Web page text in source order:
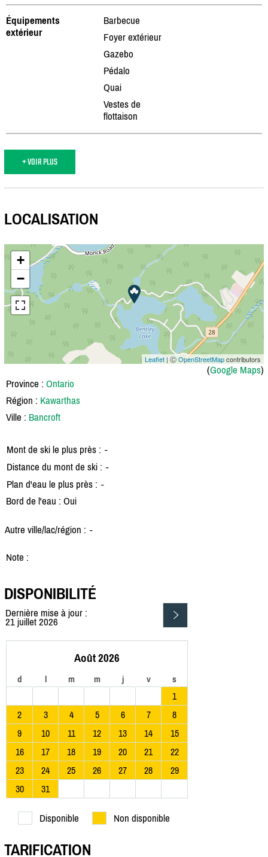
Équipements
extérieur
Barbecue
Foyer extérieur
Gazebo
Pédalo
Quai
Vestes de
flottaison
+ VOIR PLUS
LOCALISATION
+
−
Leaflet| ⒸOpenStreetMapcontributors
(Google Maps)
Province : Ontario
Région : Kawarthas
Ville : Bancroft
Mont de ski le plus près : -
Distance du mont de ski : -
Plan d'eau le plus près : -
Bord de l'eau : Oui
Autre ville/lac/région : -
Note :
DISPONIBILITÉ
Dernière mise à jour :
21 juillet 2026
Août 2026
d l m m j v s
1
2
3 4 5 6 7
8
9
10 11 12 13 14
15
16
17 18 19 20 21
22
23
24 25 26 27 28
29
30
31
Disponible Non disponible
TARIFICATION